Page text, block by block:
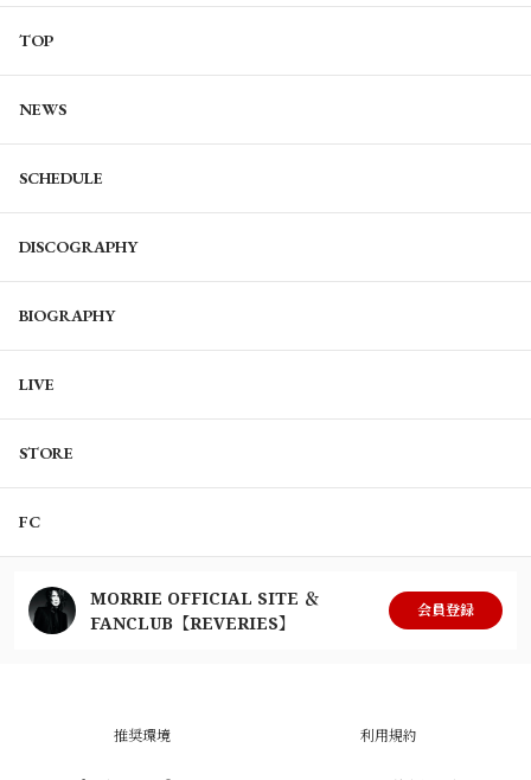
TOP
NEWS
SCHEDULE
DISCOGRAPHY
BIOGRAPHY
LIVE
STORE
FC
MORRIE OFFICIAL SITE ＆
FANCLUB【REVERIES】
会員登録
推奨環境 利用規約